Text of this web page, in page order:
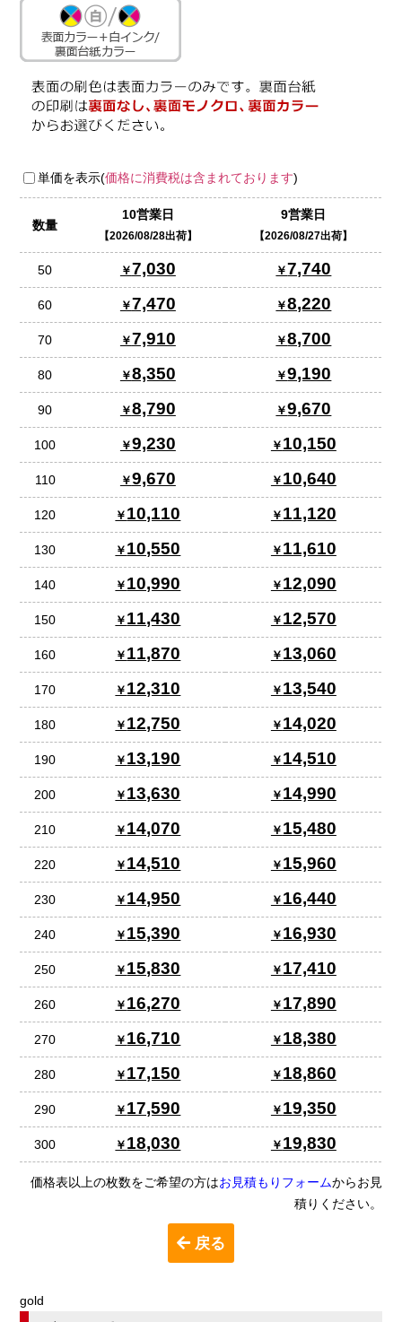
単価を表示(価格に消費税は含まれております)
数量
10営業日
2026/08/28出荷
9営業日
2026/08/27出荷
50 7,030 7,740
60 7,470 8,220
70 7,910 8,700
80 8,350 9,190
90 8,790 9,670
100 9,230 10,150
110 9,670 10,640
120 10,110 11,120
130 10,550 11,610
140 10,990 12,090
150 11,430 12,570
160 11,870 13,060
170 12,310 13,540
180 12,750 14,020
190 13,190 14,510
200 13,630 14,990
210 14,070 15,480
220 14,510 15,960
230 14,950 16,440
240 15,390 16,930
250 15,830 17,410
260 16,270 17,890
270 16,710 18,380
280 17,150 18,860
290 17,590 19,350
300 18,030 19,830
価格表以上の枚数をご希望の方はお見積もりフォームからお見
積りください。
戻る
gold